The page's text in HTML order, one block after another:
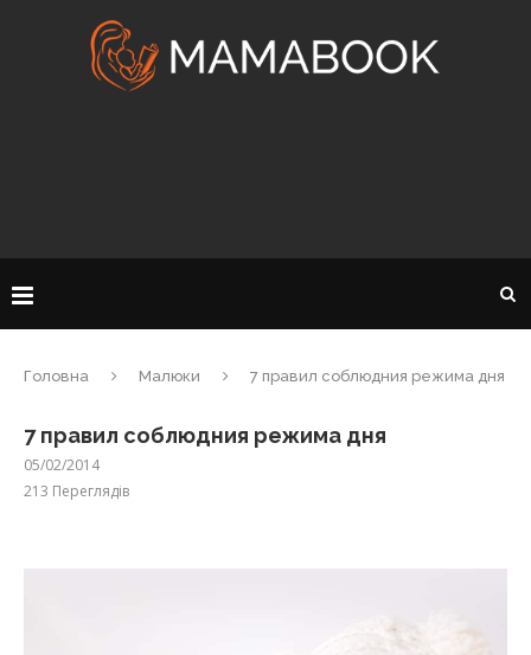
Головна Малюки 7 правил соблюдния режима дня
7 правил соблюдния режима дня
05/02/2014
213 Переглядів